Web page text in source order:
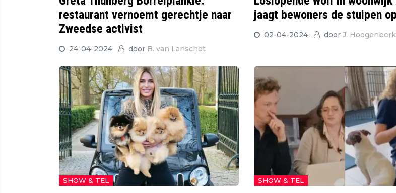
restaurant vernoemt gerechtje naar
Zweedse activist
24-04-2024 door B. van Lanschot
jaagt bewoners de stuipen
02-04-2024 door J. Hoogenberk
SHOW & TEL SHOW & TEL